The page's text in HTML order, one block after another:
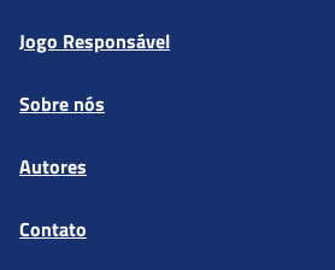
Jogo Responsável
Sobre nós
Autores
Contato